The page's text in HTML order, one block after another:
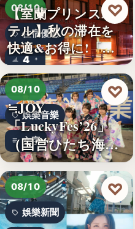
08/10
住宿優惠
4
【室蘭プリンスホ
テル】秋の滞在を
快適&お得に!「じ
ゃらん…
♡
08/10
娛樂音樂
文字
≒JOY
「LuckyFes’26」
（国営ひたち海浜
公園…
♡
08/10
娛樂新聞
♡